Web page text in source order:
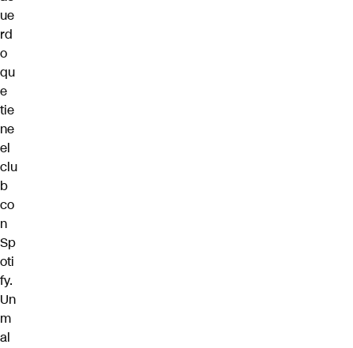
ue
rd
o
qu
e
tie
ne
el
clu
b
co
n
Sp
oti
fy.
Un
m
al